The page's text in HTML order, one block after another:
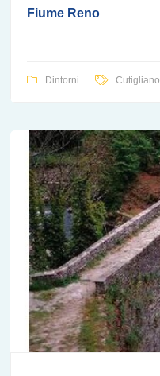
Fiume Reno
Dintorni Cutigliano